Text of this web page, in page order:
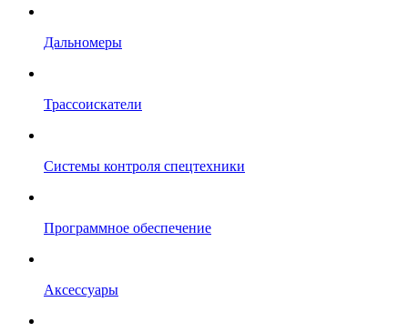
Дальномеры
Трассоискатели
Системы контроля спецтехники
Программное обеспечение
Аксессуары